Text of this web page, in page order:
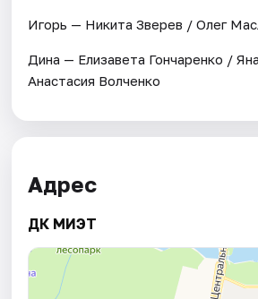
Игорь — Никита Зверев / Олег
Дина — Елизавета Гончаренко /
Анастасия Волченко
Адрес
ДК МИЭТ